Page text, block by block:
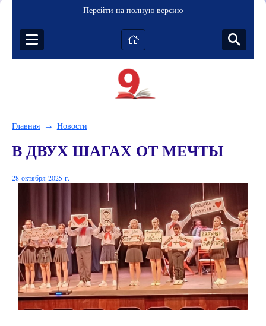
Перейти на полную версию
Главная → Новости
В ДВУХ ШАГАХ ОТ МЕЧТЫ
28 октября 2025 г.